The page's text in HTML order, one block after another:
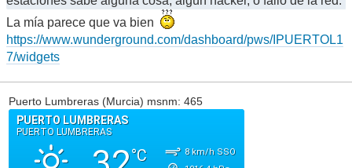
La mía parece que va bien
https://www.wunderground.com/dashboard/pws/IPUERTOL1
7/widgets
Puerto Lumbreras (Murcia) msnm: 465